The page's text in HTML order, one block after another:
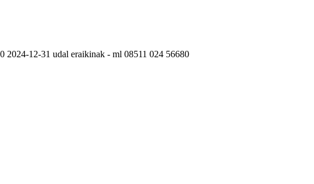
2024-12-31 udal eraikinak - ml 08511 024 56680